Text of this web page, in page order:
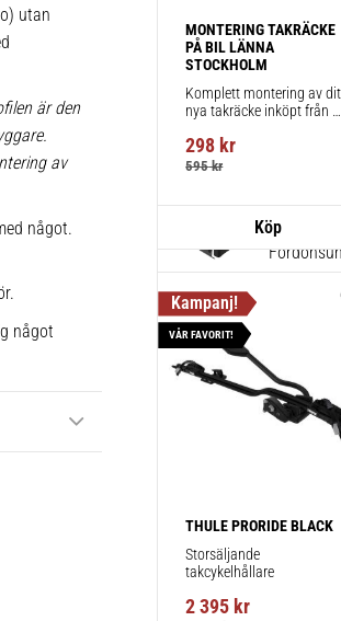
utan
är den
av
något.
något
Thule
körning
Thule
MONTERING TAKRÄCKE
PÅ BIL LÄNNA
STOCKHOLM
Komplett montering av
nya takräcke inköpt från
montering på din bil.
298 kr
595kr
THULE PRORIDE BLACK
Storsäljande
takcykelhållare
2 395 kr
VÅR FAVORIT!